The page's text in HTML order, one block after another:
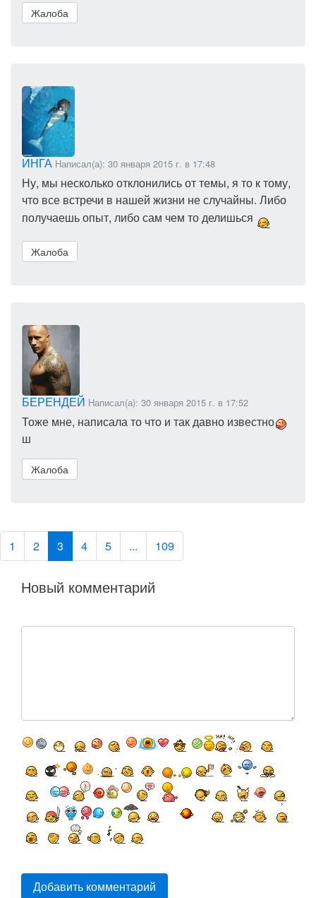
Жалоба
ИНГА Написал(а): 30 января 2015 г. в 17:48
Ну, мы несколько отклонились от темы, я то к тому,
что все встречи в нашей жизни не случайны. Либо
получаешь опыт, либо сам чем то делишься
Жалоба
БЕРЕНДЕЙ Написал(а): 30 января 2015 г. в 17:52
Тоже мне, написала то что и так давно известно
ш
Жалоба
1 2 3 4 5 ... 109
Новый комментарий
Добавить комментарий